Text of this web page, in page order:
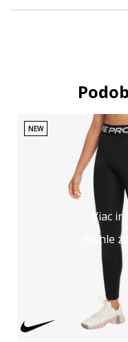
Viac
Rýchle
NEW